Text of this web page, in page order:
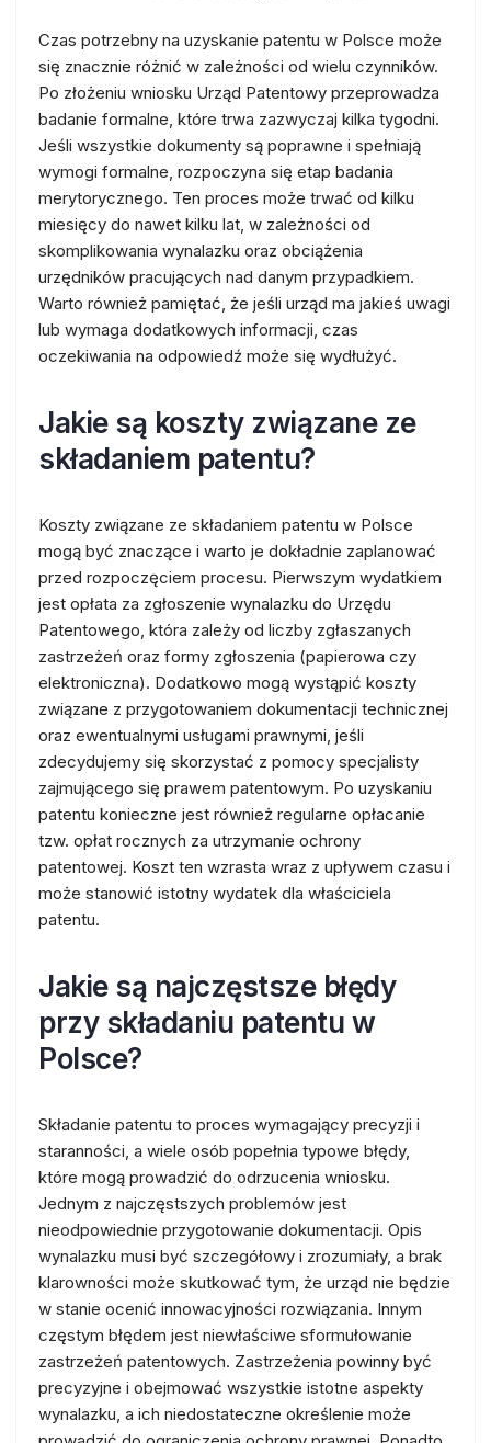
Czas potrzebny na uzyskanie patentu w Polsce może
się znacznie różnić w zależności od wielu czynników.
Po złożeniu wniosku Urząd Patentowy przeprowadza
badanie formalne, które trwa zazwyczaj kilka tygodni.
Jeśli wszystkie dokumenty są poprawne i spełniają
wymogi formalne, rozpoczyna się etap badania
merytorycznego. Ten proces może trwać od kilku
miesięcy do nawet kilku lat, w zależności od
skomplikowania wynalazku oraz obciążenia
urzędników pracujących nad danym przypadkiem.
Warto również pamiętać, że jeśli urząd ma jakieś uwagi
lub wymaga dodatkowych informacji, czas
oczekiwania na odpowiedź może się wydłużyć.
Jakie są koszty związane ze
składaniem patentu?
Koszty związane ze składaniem patentu w Polsce
mogą być znaczące i warto je dokładnie zaplanować
przed rozpoczęciem procesu. Pierwszym wydatkiem
jest opłata za zgłoszenie wynalazku do Urzędu
Patentowego, która zależy od liczby zgłaszanych
zastrzeżeń oraz formy zgłoszenia (papierowa czy
elektroniczna). Dodatkowo mogą wystąpić koszty
związane z przygotowaniem dokumentacji technicznej
oraz ewentualnymi usługami prawnymi, jeśli
zdecydujemy się skorzystać z pomocy specjalisty
zajmującego się prawem patentowym. Po uzyskaniu
patentu konieczne jest również regularne opłacanie
tzw. opłat rocznych za utrzymanie ochrony
patentowej. Koszt ten wzrasta wraz z upływem czasu i
może stanowić istotny wydatek dla właściciela
patentu.
Jakie są najczęstsze błędy
przy składaniu patentu w
Polsce?
Składanie patentu to proces wymagający precyzji i
staranności, a wiele osób popełnia typowe błędy,
które mogą prowadzić do odrzucenia wniosku.
Jednym z najczęstszych problemów jest
nieodpowiednie przygotowanie dokumentacji. Opis
wynalazku musi być szczegółowy i zrozumiały, a brak
klarowności może skutkować tym, że urząd nie będzie
w stanie ocenić innowacyjności rozwiązania. Innym
częstym błędem jest niewłaściwe sformułowanie
zastrzeżeń patentowych. Zastrzeżenia powinny być
precyzyjne i obejmować wszystkie istotne aspekty
wynalazku, a ich niedostateczne określenie może